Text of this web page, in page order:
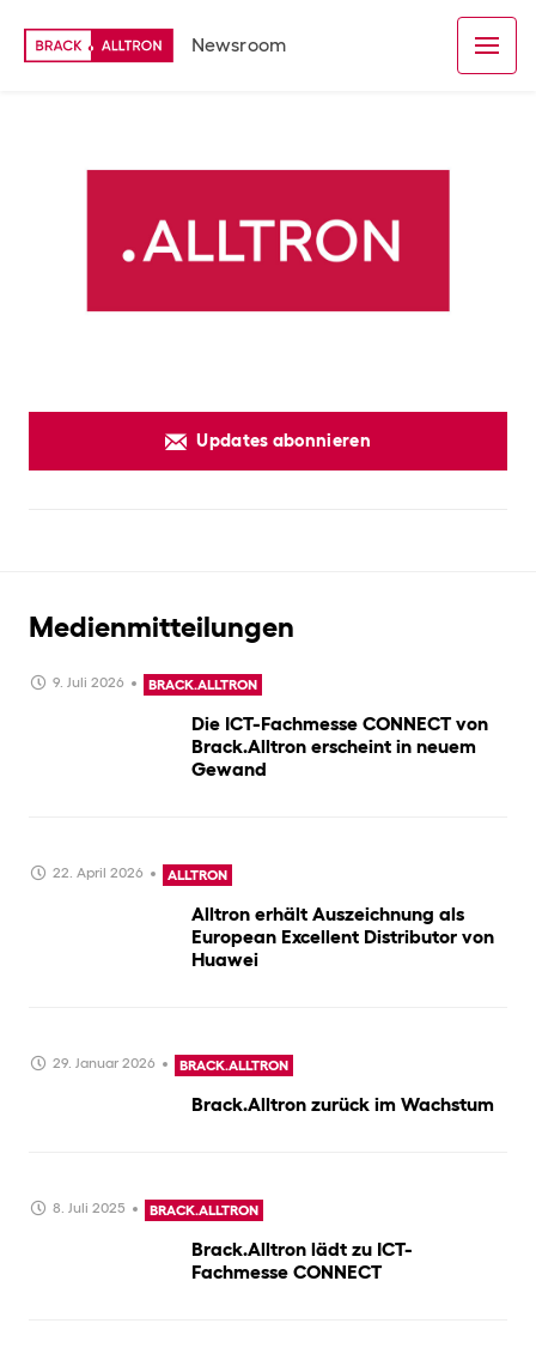
Newsroom
Updates abonnieren
Medienmitteilungen
9. Juli 2026 BRACK.ALLTRON
Die ICT-Fachmesse CONNECT von
Brack.Alltron erscheint in neuem
Gewand
22. April 2026 ALLTRON
Alltron erhält Auszeichnung als
European Excellent Distributor von
Huawei
29. Januar 2026 BRACK.ALLTRON
Brack.Alltron zurück im Wachstum
8. Juli 2025 BRACK.ALLTRON
Brack.Alltron lädt zu ICT-
Fachmesse CONNECT